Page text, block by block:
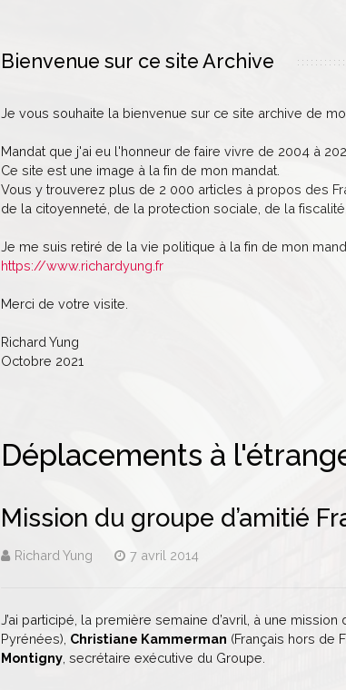
Bienvenue sur ce site Archive
Je vous souhaite la bienvenue sur ce site archive de
Mandat que j'ai eu l'honneur de faire vivre de 2004 à
Ce site est une image à la fin de mon mandat.
Vous y trouverez plus de 2 000 articles à propos des
de la citoyenneté, de la protection sociale, de la
Je me suis retiré de la vie politique à la fin de mon
https://www.richardyung.fr
Merci de votre visite.
Richard Yung
Octobre 2021
Déplacements à
Mission du groupe d’amitié
Richard Yung 7 avril 2014
J’ai participé, la première semaine d’avril, à une
Pyrénées), Christiane Kammerman (Français hors de
Montigny , secrétaire exécutive du Groupe.